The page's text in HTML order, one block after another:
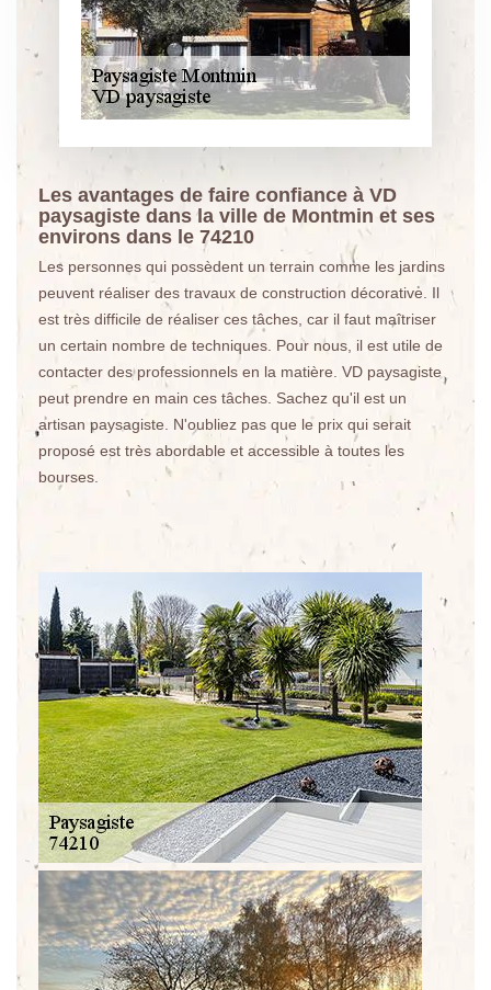
Les avantages de faire confiance à VD
paysagiste dans la ville de Montmin et ses
environs dans le 74210
Les personnes qui possèdent un terrain comme les jardins
peuvent réaliser des travaux de construction décorative. Il
est très difficile de réaliser ces tâches, car il faut maîtriser
un certain nombre de techniques. Pour nous, il est utile de
contacter des professionnels en la matière. VD paysagiste
peut prendre en main ces tâches. Sachez qu'il est un
artisan paysagiste. N'oubliez pas que le prix qui serait
proposé est très abordable et accessible à toutes les
bourses.